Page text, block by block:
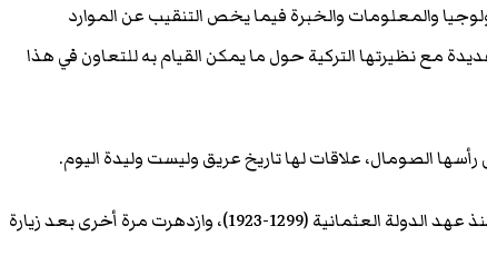
والمعلومات والخبرة فيما يخص التنقيب عن الموارد
مع نظيرتها التركية حول ما يمكن القيام به للتعاون في هذا
رأسها الصومال، علاقات لها تاريخ عريق وليست وليدة اليوم.
وأشار إلى أن العلاقات بين الصومال وتركيا بدأت منذ عهد الدولة العثمانية (1299-1923)، وازدهرت مرة أخرى بعد زيارة